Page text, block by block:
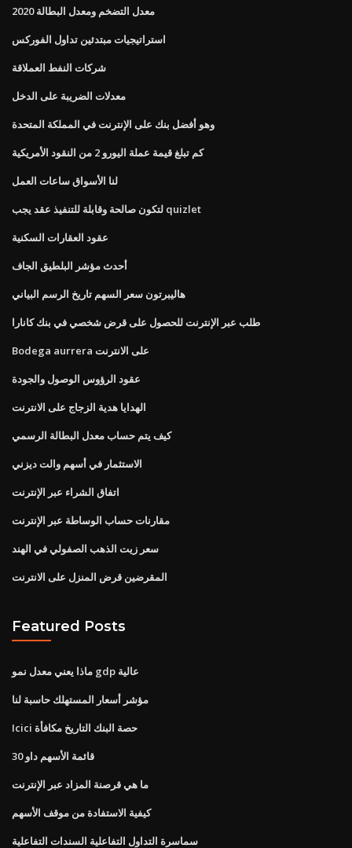
معدل التضخم ومعدل البطالة 2020
استراتيجيات مبتدئين تداول الفوركس
شركات النفط العملاقة
معدلات الضريبة على الدخل
وهو أفضل بنك على الإنترنت في المملكة المتحدة
كم تبلغ قيمة عملة اليورو 2 من النقود الأمريكية
لنا الأسواق ساعات العمل
لتكون صالحة وقابلة للتنفيذ عقد يجب quizlet
عقود العقارات السكنية
أحدث مؤشر البلطيق الجاف
هاليبرتون سعر السهم تاريخ الرسم البياني
طلب عبر الإنترنت للحصول على قرض شخصي في بنك كانارا
Bodega aurrera على الانترنت
عقود الرؤوس الوصول والجودة
الهدايا هدية الزجاج على الانترنت
كيف يتم حساب معدل البطالة الرسمي
الاستثمار في أسهم والت ديزني
اتفاق الشراء عبر الإنترنت
مقارنات حساب الوساطة عبر الإنترنت
سعر زيت الذهب الصفولي في الهند
المقرضين قرض المنزل على الانترنت
Featured Posts
ماذا يعني معدل نمو gdp عالية
مؤشر أسعار المستهلك حاسبة لنا
Icici حصة البنك التاريخ مكافأة
قائمة الأسهم داو 30
ما هي قرصنة المزاد عبر الإنترنت
كيفية الاستفادة من موقف الأسهم
سماسرة التداول التفاعلية السندات التفاعلية